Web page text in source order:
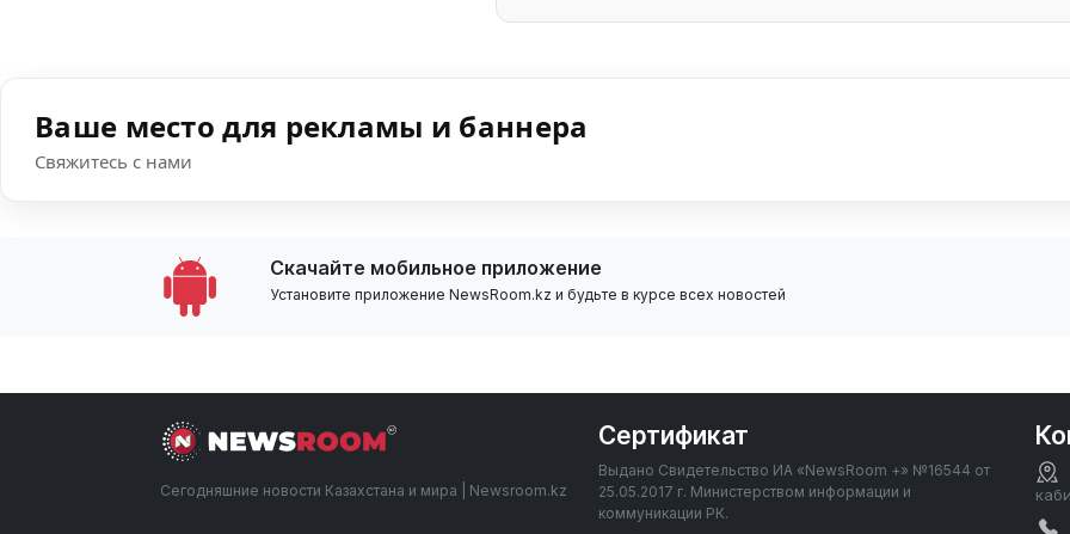
Ваше место для рекламы и баннера
Свяжитесь с нами
Скачайте мобильное приложение
Установите приложение NewsRoom.kz и будьте в курсе всех новостей
Сегодняшние новости Казахстана и мира | Newsroom.kz
Сертификат
Выдано Свидетельство ИА «NewsRoom +» №16544 от
25.05.2017 г. Министерством информации и
коммуникации РК.